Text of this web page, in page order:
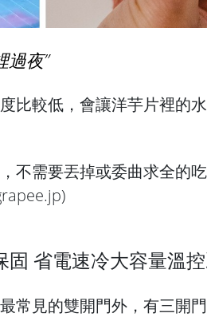
過夜
比較低，會讓洋芋片裡的
不需要丟掉或委曲求全的
)
固 省電速冷大容量溫
常見的雙開門外，有三開門